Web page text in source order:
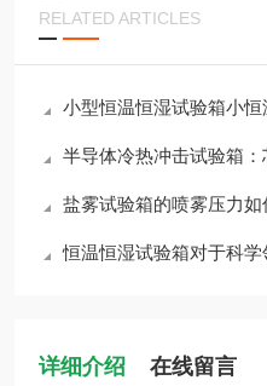
RELATED ARTICLES
小型恒温恒湿试验箱小恒温恒
半导体冷热冲击试验箱
盐雾试验箱的喷雾压力如
恒温恒湿试验箱对于科学
详细介绍 在线留言